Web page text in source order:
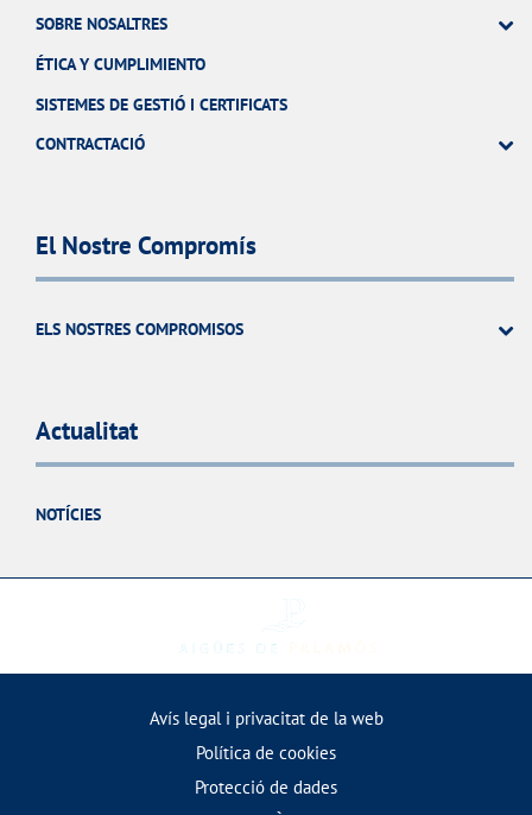
SOBRE NOSALTRES
ÉTICA Y CUMPLIMIENTO
SISTEMES DE GESTIÓ I CERTIFICATS
CONTRACTACIÓ
El Nostre Compromís
ELS NOSTRES COMPROMISOS
Actualitat
NOTÍCIES
Avís legal i privacitat de la web
Política de cookies
Protecció de dades